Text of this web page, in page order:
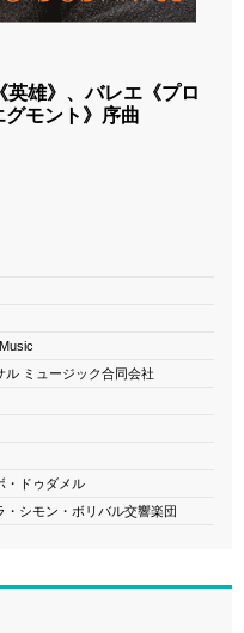
雄》、バレエ《プロ
モント》序曲
ル ミュージック合同会社
・ドゥダメル
・シモン・ボリバル交響楽団